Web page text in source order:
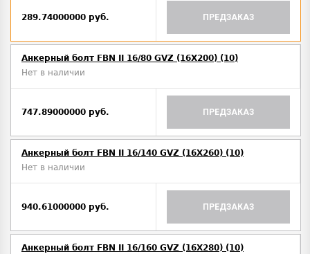
289.74000000 руб. ПРЕДЗАКАЗ
Анкерный болт FBN II 16/80 GVZ (16X200) (10)
Нет в наличии
747.89000000 руб. ПРЕДЗАКАЗ
Анкерный болт FBN II 16/140 GVZ (16X260) (10)
Нет в наличии
940.61000000 руб. ПРЕДЗАКАЗ
Анкерный болт FBN II 16/160 GVZ (16X280) (10)